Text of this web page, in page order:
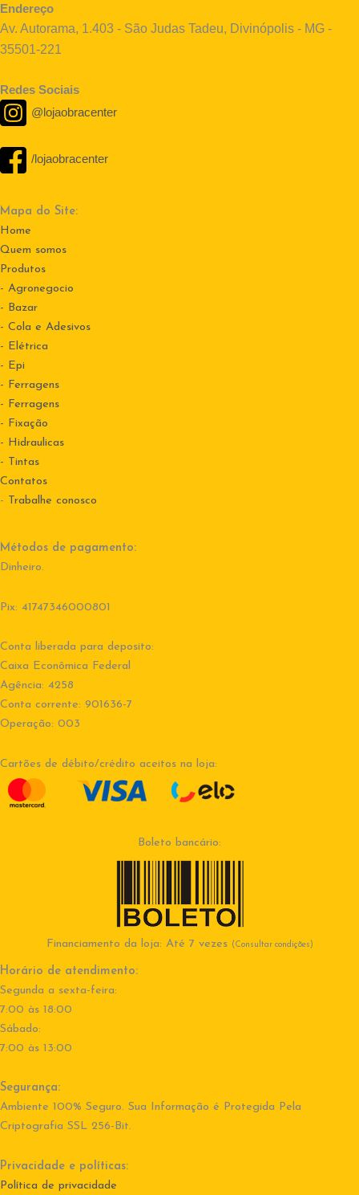
Endereço
Av. Autorama, 1.403 - São Judas Tadeu, Divinópolis - MG -
35501-221
Redes Sociais
@lojaobracenter
/lojaobracenter
Mapa do Site:
Home
Quem somos
Produtos
- Agronegocio
- Bazar
- Cola e Adesivos
- Elétrica
- Epi
- Ferragens
- Ferragens
- Fixação
- Hidraulicas
- Tintas
Contatos
- Trabalhe conosco
Métodos de pagamento:
Dinheiro.
Pix: 41747346000801
Conta liberada para deposito:
Caixa Econômica Federal
Agência: 4258
Conta corrente: 901636-7
Operação: 003
Cartões de débito/crédito aceitos na loja:
Boleto bancário:
Financiamento da loja: Até 7 vezes (Consultar condições)
Horário de atendimento:
Segunda a sexta-feira:
7:00 às 18:00
Sábado:
7:00 às 13:00
Segurança:
Ambiente 100% Seguro. Sua Informação é Protegida Pela
Criptografia SSL 256-Bit.
Privacidade e políticas:
Política de privacidade